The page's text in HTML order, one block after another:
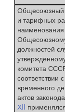
Общесоюзный
и тарифных
должностей
комитета
соответствии
временного
актов
ХII